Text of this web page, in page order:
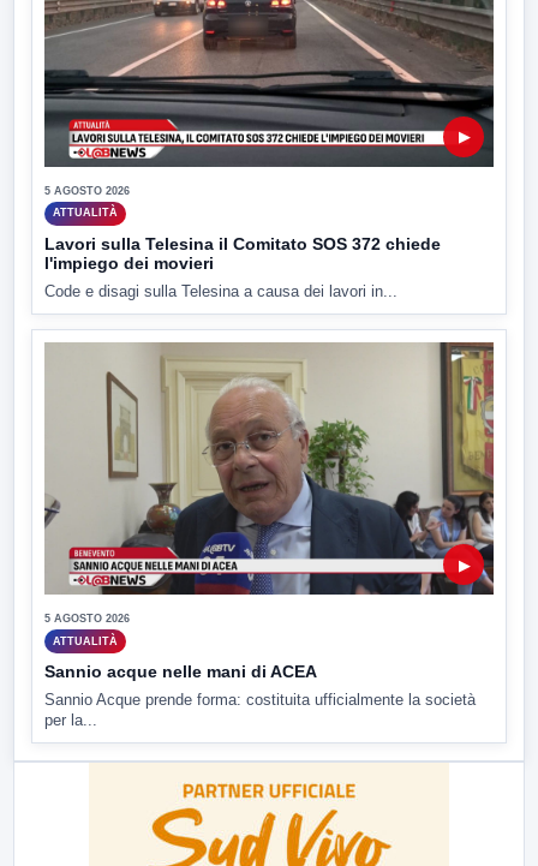
▶
5 AGOSTO 2026
ATTUALITÀ
Lavori sulla Telesina il Comitato SOS 372 chiede
l'impiego dei movieri
Code e disagi sulla Telesina a causa dei lavori in...
▶
5 AGOSTO 2026
ATTUALITÀ
Sannio acque nelle mani di ACEA
Sannio Acque prende forma: costituita ufficialmente la società
per la...